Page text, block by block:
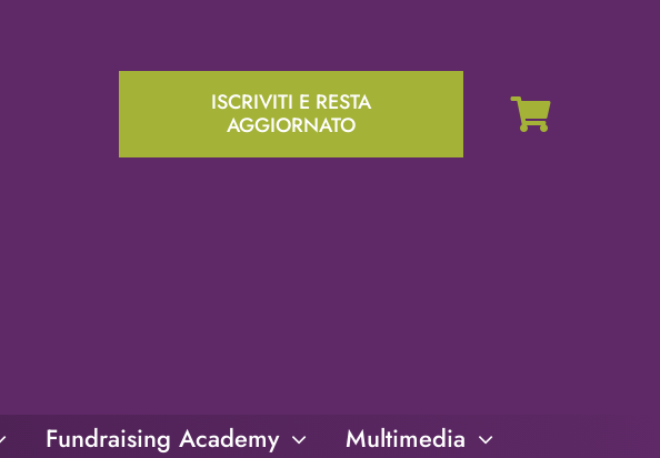
ISCRIVITI E RESTA
AGGIORNATO
Fundraising Academy
Multimedia